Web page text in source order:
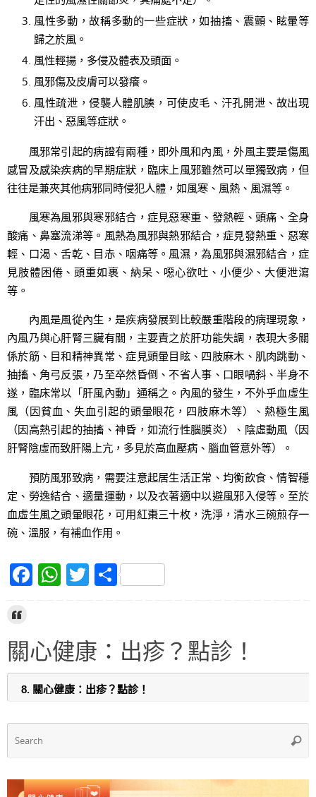
風性多動，故稱多動的一些症狀，如抽搐、震顫、眩暈等
歸之於風。
風性輕揚，多侵及體表及頭面。
風邪傷及皮膚可以發癢。
風性疏泄，侵襲人體肌腠，可使皮毛、汗孔開泄、故出現
汗出、惡風等症狀。
風邪常引起的病證有兩種，即外風和內風，外風主要是傷風
感冒及感染疾病的早期症狀，臨床上風邪雖然可以單獨致病，但
往往是兼夾其他病邪同時侵犯人體，如風寒、風熱、風濕等。
風寒為風邪與寒邪結合，症見惡寒重、發熱輕、頭痛、全身
酸痛、鼻塞流涕等。風熱為風邪與熱邪結合，症見發熱重、惡寒
輕、口渴、舌乾、目赤、咽痛等。風濕，為風邪與濕邪結合，症
見肢體困倦、頭重如裹、納呆、噁心欲吐、小便少、大便泄瀉
等。
內風是風從內生，是疾病發展到比較嚴重階段的病理現象，
內風乃與心肝腎三臟有關，主要責之於肝功能失調，表現大多關
係於筋、目和精神異常、症見頭暈目眩、四肢麻木、肌肉跳動、
抽搐、角弓反張，乃至卒然昏倒、不省人事、口眼喎斜、半身不
遂，臨床常以「肝風內動」通稱之。內風的發生，不外乎血虛生
風（因貧血、失血引起的頭暈眼花，四肢麻木等）、熱極生風
（因高熱引起的抽搐、神昏，如流行性腦膜炎）、陰虛動風（因
肝腎陰虛而致肝陽上亢，多見於高血壓病、腦血管意外等）。
預防風邪致病，需要注意起居生活正常、均衡飲食、情智穩
定、勞逸結合、適量運動，以及衣著適中以避風邪入侵等。至於
血虛生風之頭暈眼花，可用紅棗三十枚，洗淨，清水三碗煎存一
碗、溫服，有補血作用。
F
e
b
o
k
W
s
A
p
T
er
S
e
關心健康：出疹？點診！